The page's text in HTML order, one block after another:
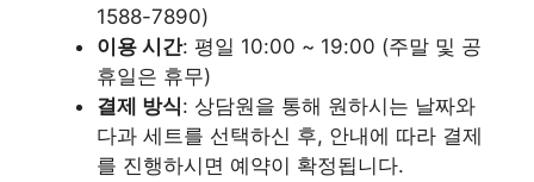
1588-7890)
이용 시간: 평일 10:00 ~ 19:00 (주말 및 공
휴일은 휴무)
결제 방식: 상담원을 통해 원하시는 날짜와
다과 세트를 선택하신 후, 안내에 따라 결제
를 진행하시면 예약이 확정됩니다.